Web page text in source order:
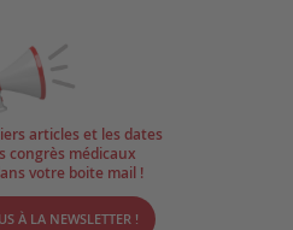
articles et les dates
congrès médicaux
votre boite mail !
À LA NEWSLETTER !